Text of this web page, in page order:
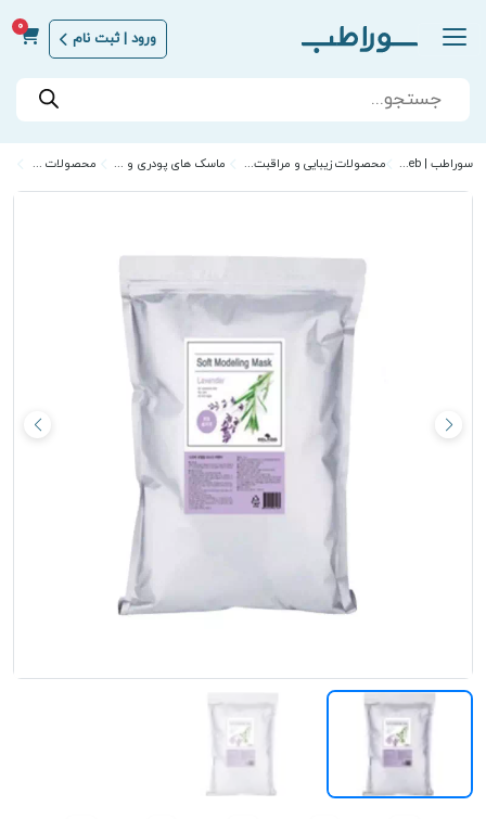
ورود | ثبت نام
0
Products
search
سوراطب | Sora Teb محصولات زیبایی و مراقبت از پوست ماسک های پودری و ورقه ای محصولات اکلادو